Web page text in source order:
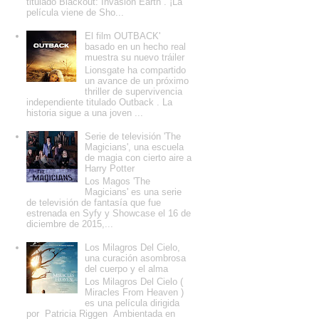
película viene de Sho...
El film OUTBACK'
basado en un hecho real
muestra su nuevo tráiler
Lionsgate ha compartido
un avance de un próximo
thriller de supervivencia
independiente titulado Outback . La
historia sigue a una joven ...
Serie de televisión 'The
Magicians', una escuela
de magia con cierto aire a
Harry Potter
Los Magos 'The
Magicians' es una serie
de televisión de fantasía que fue
estrenada en Syfy y Showcase el 16 de
diciembre de 2015,...
Los Milagros Del Cielo,
una curación asombrosa
del cuerpo y el alma
Los Milagros Del Cielo (
Miracles From Heaven )
es una película dirigida
por Patricia Riggen Ambientada en